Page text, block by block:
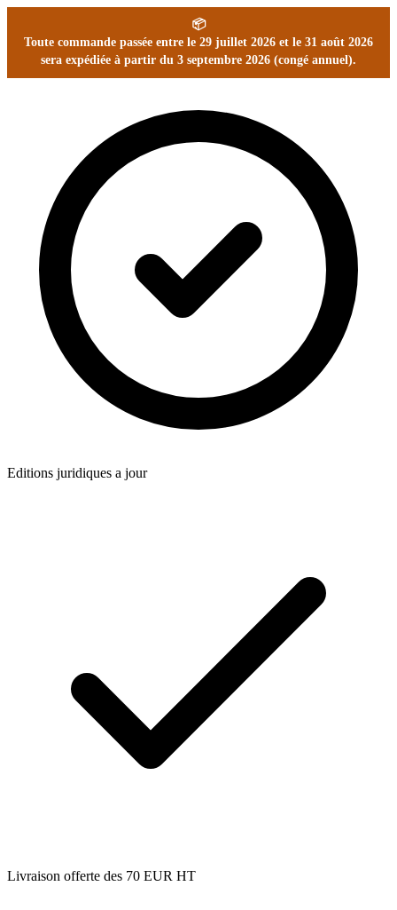
📦
Toute commande passée entre le 29 juillet 2026 et le 31 août 2026
sera expédiée à partir du 3 septembre 2026 (congé annuel).
Editions juridiques a jour
Livraison offerte des 70 EUR HT